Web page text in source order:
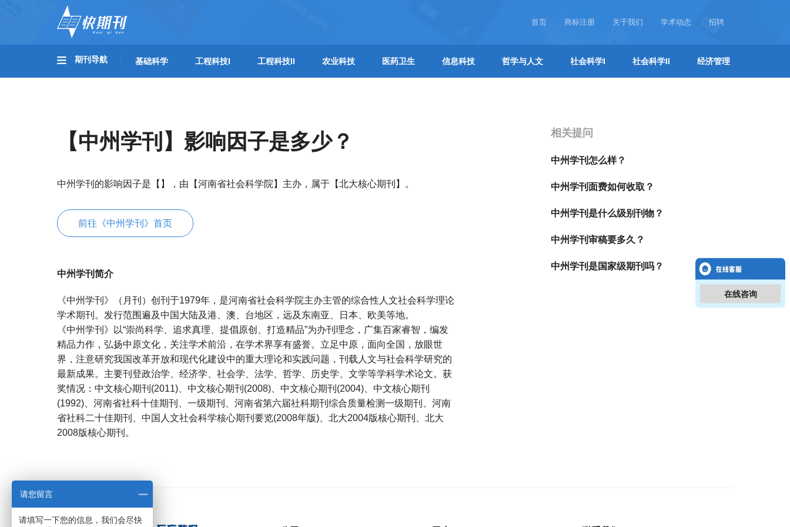
首页 商标注册 关于我们 学术动态 招聘
期刊导航 基础科学 工程科技I 工程科技II 农业科技 医药卫生 信息科技 哲学与人文 社会科学I 社会科学II 经济管理
【中州学刊】影响因子是多少？
中州学刊的影响因子是【】，由【河南省社会科学院】主办，属于【北大核心期刊】。
前往《中州学刊》首页
中州学刊简介
《中州学刊》（月刊）创刊于1979年，是河南省社会科学院主办主管的综合性人文社会科学理论
学术期刊。发行范围遍及中国大陆及港、澳、台地区，远及东南亚、日本、欧美等地。
《中州学刊》以“崇尚科学、追求真理、提倡原创、打造精品”为办刊理念，广集百家睿智，编发
精品力作，弘扬中原文化，关注学术前沿，在学术界享有盛誉。立足中原，面向全国，放眼世
界，注意研究我国改革开放和现代化建设中的重大理论和实践问题，刊载人文与社会科学研究的
最新成果。主要刊登政治学、经济学、社会学、法学、哲学、历史学、文学等学科学术论文。获
奖情况：中文核心期刊(2011)、中文核心期刊(2008)、中文核心期刊(2004)、中文核心期刊
(1992)、河南省社科十佳期刊、一级期刊、河南省第六届社科期刊综合质量检测一级期刊、河南
省社科二十佳期刊、中国人文社会科学核心期刊要览(2008年版)、北大2004版核心期刊、北大
2008版核心期刊。
相关提问
中州学刊怎么样？
中州学刊面费如何收取？
中州学刊是什么级别刊物？
中州学刊审稿要多久？
中州学刊是国家级期刊吗？
在线咨询
请您留言
请填写一下您的信息，我们会尽快